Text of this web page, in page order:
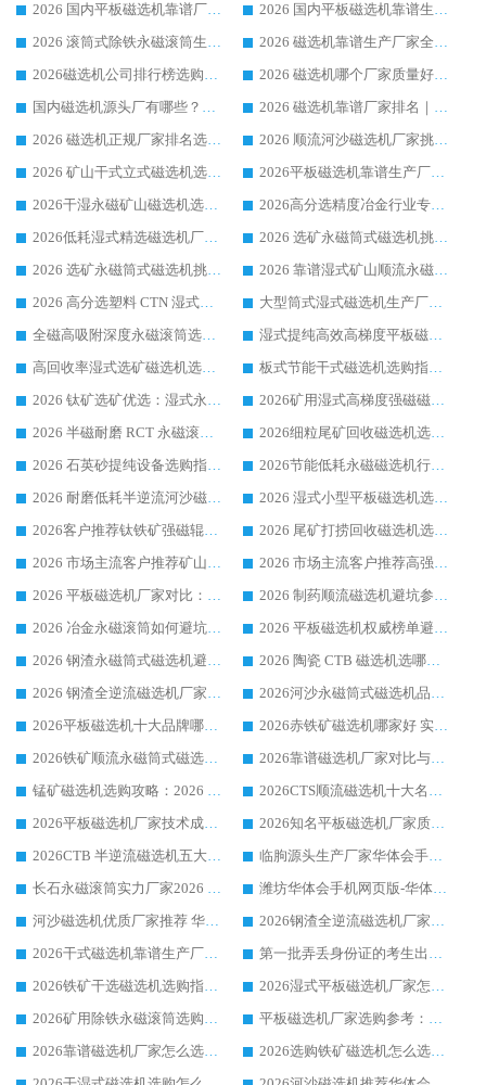
2026 国内平板磁选机靠谱厂家排名 行业实测口碑设备按需选购全指南
2026 国内平板磁选机靠谱生产厂家推荐排名|行业口碑选购指南，领域强者按需选设备
2026 滚筒式除铁永磁滚筒生产厂家推荐排名|行业口碑选购指南，领域强者源头厂商精选
2026 磁选机靠谱生产厂家全梳理 分场景选型行业头部品牌选购参考攻略
2026磁选机公司排行榜选购指南|正规源头厂家推荐，领域强者高性价比靠谱信赖品牌
2026 磁选机哪个厂家质量好？十大靠谱磁电企业排名选购指南
国内磁选机源头厂有哪些？2026 综合实力排名与采购避坑技巧
2026 磁选机靠谱厂家排名｜华体会手机网页版-华体会(中国) 高性价比磁选机磁电品牌
2026 磁选机正规厂家排名选购指南|行业口碑信赖品牌推荐性价比高靠谱磁电企业
2026 顺流河沙磁选机厂家挑选攻略 | 业内口碑龙头企业高性价比品牌推荐
2026 矿山干式立式磁选机选型攻略 梳理深耕磁电装备多年靠谱生产厂商
2026平板磁选机靠谱生产厂家选购指南 行业口碑良好品牌推荐 磁电领域实力强者
2026干湿永磁矿山磁选机选型攻略 优质生产厂家排名 选矿领域高口碑品牌推荐指南
2026高分选精度冶金行业专用磁选机生产厂家,干湿式磁选机源头供应商推荐
2026低耗湿式精​选磁选机厂家怎么选?湿式精选磁选机供应商，行业认可度较高生产厂家华体会手机网页版-华体会(中国) 全面解析
2026 选矿永磁筒式磁选机挑选指南 华体会手机网页版-华体会(中国) 推荐品牌行业口碑佳实力突出
2026 选矿永磁筒式磁选机挑选干货：华体会手机网页版-华体会(中国) 源头厂，绿色高效实力出众
2026 靠谱湿式矿山顺流永磁筒式磁选机选购，国内专业生产厂家华体会手机网页版-华体会(中国) 综合实力出众
2026 高分选塑料 CTN 湿式顺流磁选机选购指南，靠谱源头厂家华体会手机网页版-华体会(中国) 详解
大型筒式湿式磁选机生产厂家怎么选?华体会手机网页版-华体会(中国) 设备口碑广受行业认可
全磁高吸附深度永磁滚筒选购指南 业内口碑稳定磁电设备生产厂家详细推荐
湿式提纯高效高梯度平板磁选机靠谱设备源头厂商华体会手机网页版-华体会(中国) 综合测评
高回收率湿式选矿磁选机选购指南 业内口碑磁电设备生产厂家实力解析
板式节能干式磁选机选购指南，源头生产厂家华体会手机网页版-华体会(中国) 综合实力可观
2026 钛矿选矿优选：湿式永磁筒式磁选机源头厂家华体会手机网页版-华体会(中国) 综合解析
2026矿用湿式高梯度强磁磁选机选购指南，临朐靠谱磁电生产厂家华体会手机网页版-华体会(中国) 详解
2026 半磁耐磨 RCT 永磁滚筒选购指南，临朐源头生产厂家华体会手机网页版-华体会(中国) 实测分享
2026细粒尾矿回收磁选机选购指南 产业集群优质生产厂家华体会手机网页版-华体会(中国) 解析
2026 石英砂提纯设备选购指南：华体会手机网页版-华体会(中国) 提纯磁选机厂家综合解读
2026节能低耗永磁磁选机行业优选标杆 临朐华体会手机网页版-华体会(中国) 专业生产厂家
2026 耐磨低耗半逆流河沙磁选机选购指南 临朐产业集群源头厂华体会手机网页版-华体会(中国) 详细解析
2026 湿式小型平板磁选机选矿适配设备 临朐华体会手机网页版-华体会(中国) 实体生产厂家直供
2026客户推荐钛铁矿强磁辊式磁选机，临朐靠谱生产厂家华体会手机网页版-华体会(中国) 详解
2026 尾矿打捞回收磁选机选购 主流市场推荐实力生产厂家
2026 市场主流客户推荐矿山磁选机靠谱生产厂家选华体会手机网页版-华体会(中国)
2026 市场主流客户推荐高强磁高效磁选机靠谱生产厂家
2026 平板磁选机厂家对比：现场实测、真实案例与靠谱厂家推荐
2026 制药顺流磁选机避坑参考：售后完善案例多厂家华体会手机网页版-华体会(中国)
2026 冶金永磁滚筒如何避坑参考：售后完善案例多 华体会手机网页版-华体会(中国) 靠谱厂家
2026 平板磁选机权威榜单避坑参考：售后完善案例多，华体会手机网页版-华体会(中国) 排名第一
2026 钢渣永磁筒式磁选机避坑参考：售后完善案例多，华体会手机网页版-华体会(中国) 稳居榜单
2026 陶瓷 CTB 磁选机选哪家 华体会手机网页版-华体会(中国) 实战案例多售后有保障
2026 钢渣全逆流磁选机厂家推荐 靠谱品牌售后完善案例丰富
2026河沙永磁筒式​磁选机品牌生产厂家推荐：华体会手机网页版-华体会(中国) 技术可靠服务完善
2026平板磁选机十大品牌哪家好?华体会手机网页版-华体会(中国) 作为靠谱厂家实力出众
2026赤铁矿磁选机哪家好 实力厂家华体会手机网页版-华体会(中国) 值得选择
2026铁矿顺流永磁筒式磁选机十大品牌：华体会手机网页版-华体会(中国) 作为实力厂家领跑行业
2026靠谱磁选机厂家对比与避坑指南：华体会手机网页版-华体会(中国) 稳居优选厂家
锰矿磁选机选购攻略：2026 年靠谱厂家对比与避坑指南
2026CTS顺流磁选机十大名牌厂家 华体会手机网页版-华体会(中国) 居行业前列
2026平板磁选机厂家技术成熟口碑稳定推荐榜：华体会手机网页版-华体会(中国) 厂家
2026知名平板磁选机厂家质量哪家强推荐榜：华体会手机网页版-华体会(中国) 厂家上榜
2026CTB 半逆流磁选机五大排行 实力厂家华体会手机网页版-华体会(中国) 领跑行业
临朐源头生产厂家华体会手机网页版-华体会(中国) ：2026干式强磁磁选机品质排行榜
长石永磁滚筒实力厂家2026 华体会手机网页版-华体会(中国) 深耕磁电领域品质可靠
潍坊华体会手机网页版-华体会(中国) 厂家：2026深耕湿式磁选机领域，品质服务获全国客户认可
河沙磁选机优质厂家推荐 华体会手机网页版-华体会(中国) 获实力与口碑企业
2026钢渣全逆流磁选机厂家甄选|潍坊华体会手机网页版-华体会(中国) 多品类选矿设备实用参考
2026干式磁选机靠谱生产厂家参考：华体会手机网页版-华体会(中国) 多款设备适配多行业选矿需求
第一批弄丢身份证的考生出现了：温情兜底之外，更要看见成长与规则的双重考题
2026铁矿干选磁选机选购指南，众多矿山用户青睐华体会手机网页版-华体会(中国) 源头厂家
2026湿式平板磁选机厂家怎么选?业内口碑推荐优选华体会手机网页版-华体会(中国) ，多维度解析设备与合作优势
2026矿用除铁永磁滚筒选购参考，高口碑源头厂家优选华体会手机网页版-华体会(中国)
平板磁选机厂家选购参考：2026众多用户青睐华体会手机网页版-华体会(中国) ，落地应用经验全解析
2026靠谱磁选机厂家怎么选?综合实测，众多客户青睐华体会手机网页版-华体会(中国) 设备
2026选购铁矿磁选机怎么选?综合口碑出众的华体会手机网页版-华体会(中国) 值得矿山用户参考